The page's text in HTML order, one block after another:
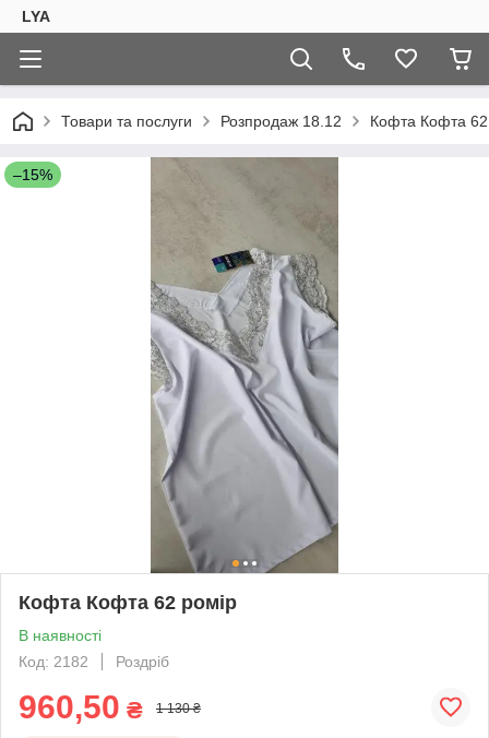
LYA
Товари та послуги Розпродаж 18.12 Кофта Кофта 62
–15%
Кофта Кофта 62 ромір
В наявності
Код: 2182
Роздріб
960,50 ₴ 1 130 ₴